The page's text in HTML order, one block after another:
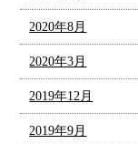
2020年8月
2020年3月
2019年12月
2019年9月